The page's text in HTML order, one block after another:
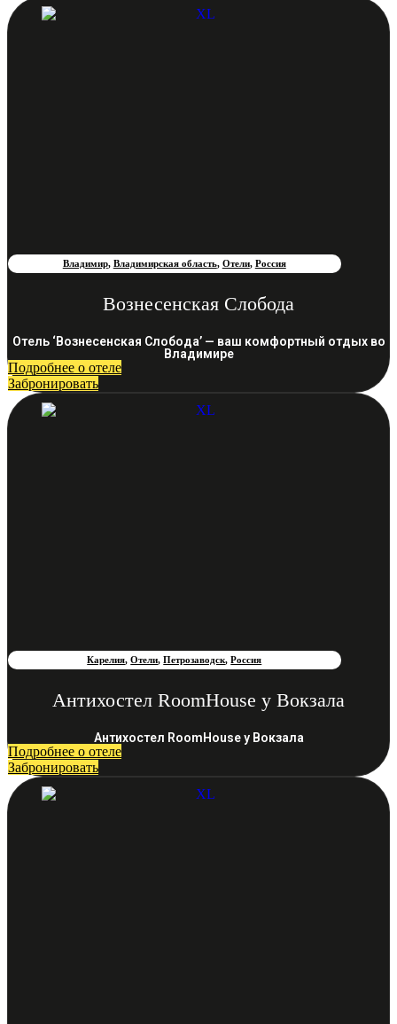
Владимир, Владимирская область, Отели, Россия
Вознесенская Слобода
Отель ‘Вознесенская Слобода’ — ваш комфортный отдых во
Владимире
Подробнее о отеле
Забронировать
Карелия,Отели,Петрозаводск,Россия
Антихостел RoomHouse у Вокзала
Антихостел RoomHouse у Вокзала
Подробнее о отеле
Забронировать